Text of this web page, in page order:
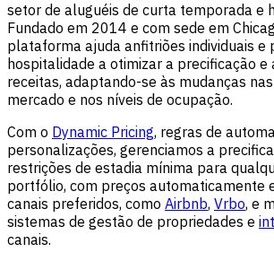
setor de aluguéis de curta temporada e
Fundado em 2014 e com sede em
plataforma ajuda anfitriões individuais e
hospitalidade a otimizar a precificação e
receitas, adaptando-se às mudanças
mercado e nos níveis de ocupação.
Com o Dynamic Pricing, regras de
personalizações, gerenciamos a
restrições de estadia mínima para
portfólio, com preços automaticamente
canais preferidos, como Airbnb, Vrbo, e
sistemas de gestão de propriedades e
canais.